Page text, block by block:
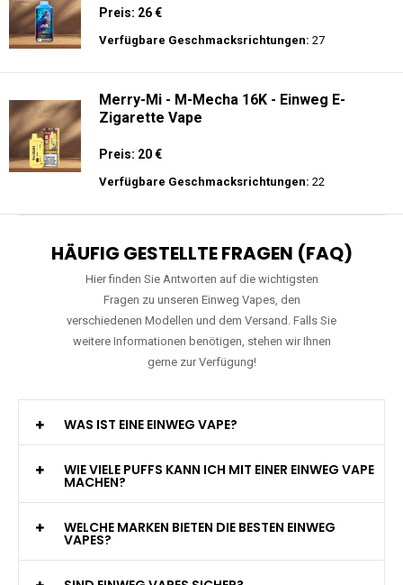
Preis: 26 €
Verfügbare Geschmacksrichtungen: 27
Merry-Mi - M-Mecha 16K - Einweg E-
Zigarette Vape
Preis: 20 €
Verfügbare Geschmacksrichtungen: 22
HÄUFIG GESTELLTE FRAGEN (FAQ)
Hier finden Sie Antworten auf die wichtigsten
Fragen zu unseren Einweg Vapes, den
verschiedenen Modellen und dem Versand. Falls Sie
weitere Informationen benötigen, stehen wir Ihnen
gerne zur Verfügung!
WAS IST EINE EINWEG VAPE?
WIE VIELE PUFFS KANN ICH MIT EINER EINWEG VAPE
MACHEN?
WELCHE MARKEN BIETEN DIE BESTEN EINWEG
VAPES?